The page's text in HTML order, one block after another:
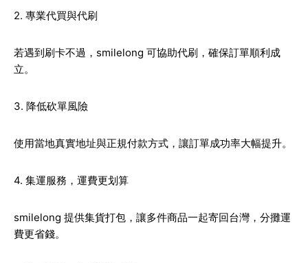
2. 專業代買與代刷
若遇到刷卡不過，smilelong 可協助代刷，確保訂單順利成
立。
3. 降低砍單風險
使用當地真實地址與正規付款方式，讓訂單成功率大幅提升。
4. 集運服務，運費更划算
smilelong 提供集貨打包，讓多件商品一起寄回台灣，分攤運
費更省錢。